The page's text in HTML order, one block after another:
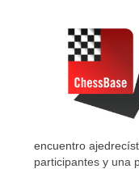
encuentro
participantes y una